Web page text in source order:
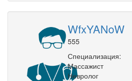
WfxYANoW
555
Специализация:
Массажист
Невролог